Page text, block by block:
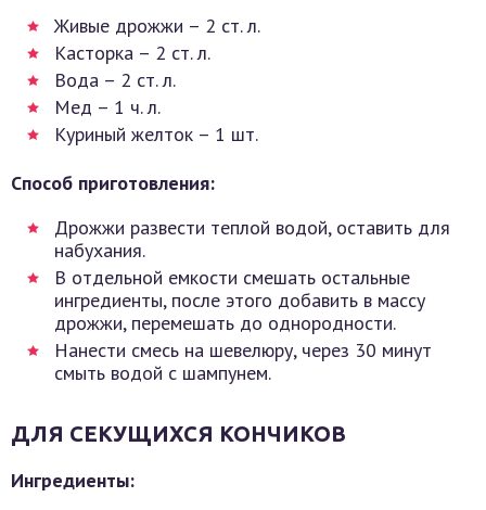
Живые дрожжи – 2 ст. л.
Касторка – 2 ст. л.
Вода – 2 ст. л.
Мед – 1 ч. л.
Куриный желток – 1 шт.
Способ приготовления:
Дрожжи развести теплой водой, оставить для
набухания.
В отдельной емкости смешать остальные
ингредиенты, после этого добавить в массу
дрожжи, перемешать до однородности.
Нанести смесь на шевелюру, через 30 минут
смыть водой с шампунем.
ДЛЯ СЕКУЩИХСЯ КОНЧИКОВ
Ингредиенты: